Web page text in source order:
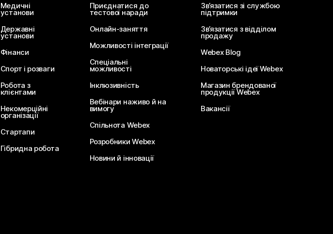
Медичні
установи
Державні
установи
Фінанси
Спорт і розваги
Робота з
клієнтами
Некомерційні
організації
Стартапи
Гібридна робота
Приєднатися до
тестової наради
Онлайн-заняття
Можливості інтеграції
Спеціальні
можливості
Інклюзивність
Вебінари наживо й на
вимогу
Спільнота Webex
Розробники Webex
Новини й інновації
Зв’язатися зі службою
підтримки
Зв’язатися з відділом
продажу
Webex Blog
Новаторські ідеї Webex
Магазин брендованої
продукції Webex
Вакансії